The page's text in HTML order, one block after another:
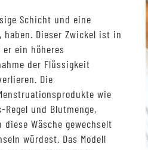
Schicht und eine
Dieser Zwickel ist in
ein höheres
der Flüssigkeit
Die
wie
und Blutmenge,
Wäsche gewechselt
würdest. Das Modell